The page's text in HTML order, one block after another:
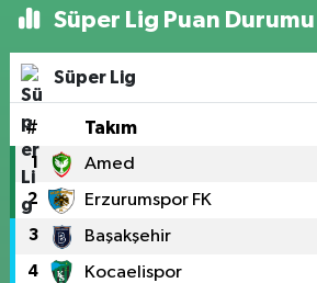
Süper Lig Puan Durumu
Süper Lig
# Takım
1 Amed
2 Erzurumspor FK
3 Başakşehir
4 Kocaelispor